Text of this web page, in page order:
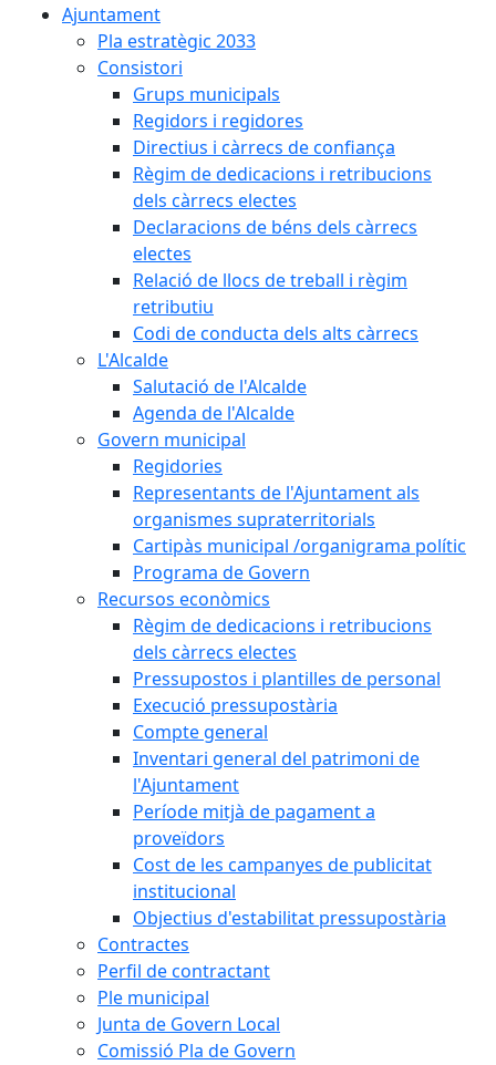
Ajuntament
Pla estratègic 2033
Consistori
Grups municipals
Regidors i regidores
Directius i càrrecs de confiança
Règim de dedicacions i retribucions
dels càrrecs electes
Declaracions de béns dels càrrecs
electes
Relació de llocs de treball i règim
retributiu
Codi de conducta dels alts càrrecs
L'Alcalde
Salutació de l'Alcalde
Agenda de l'Alcalde
Govern municipal
Regidories
Representants de l'Ajuntament als
organismes supraterritorials
Cartipàs municipal /organigrama polític
Programa de Govern
Recursos econòmics
Règim de dedicacions i retribucions
dels càrrecs electes
Pressupostos i plantilles de personal
Execució pressupostària
Compte general
Inventari general del patrimoni de
l'Ajuntament
Període mitjà de pagament a
proveïdors
Cost de les campanyes de publicitat
institucional
Objectius d'estabilitat pressupostària
Contractes
Perfil de contractant
Ple municipal
Junta de Govern Local
Comissió Pla de Govern